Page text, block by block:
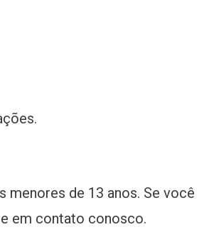
de 13 anos. Se você
em contato conosco.